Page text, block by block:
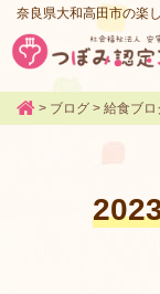
奈良県大和高田市の楽
> ブログ > 給食ブロ